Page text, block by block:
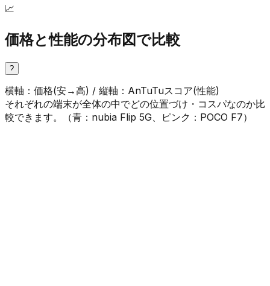
📈
価格と性能の分布図で比較
?
横軸：価格(安→高) / 縦軸：AnTuTuスコア(性能)
それぞれの端末が全体の中でどの位置づけ・コスパなのか比
較できます。（青 ： nubia Flip 5G ピンク ： POCO F7）